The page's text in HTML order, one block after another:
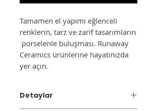
Tamamen el yapımı eğlenceli
renklerin, tarz ve zarif tasarımların
porselenle buluşması. Runaway
Ceramics ürünlerine hayatınızda
yer açın.
Detaylar